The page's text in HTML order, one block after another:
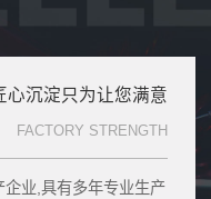
心沉淀只为让您满意
FACTORY STRENGTH
业,具有多年专业生产